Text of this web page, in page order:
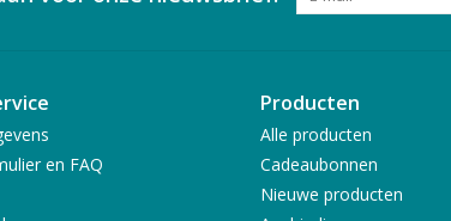
en FAQ
Producten
Alle producten
Cadeaubonnen
Nieuwe producten